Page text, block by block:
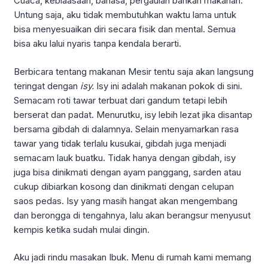
Untung saja, aku tidak membutuhkan waktu lama untuk
bisa menyesuaikan diri secara fisik dan mental. Semua
bisa aku lalui nyaris tanpa kendala berarti.
Berbicara tentang makanan Mesir tentu saja akan langsung
teringat dengan isy. Isy ini adalah makanan pokok di sini.
Semacam roti tawar terbuat dari gandum tetapi lebih
berserat dan padat. Menurutku, isy lebih lezat jika disantap
bersama gibdah di dalamnya. Selain menyamarkan rasa
tawar yang tidak terlalu kusukai, gibdah juga menjadi
semacam lauk buatku. Tidak hanya dengan gibdah, isy
juga bisa dinikmati dengan ayam panggang, sarden atau
cukup dibiarkan kosong dan dinikmati dengan celupan
saos pedas. Isy yang masih hangat akan mengembang
dan berongga di tengahnya, lalu akan berangsur menyusut
kempis ketika sudah mulai dingin.
Aku jadi rindu masakan Ibuk. Menu di rumah kami memang